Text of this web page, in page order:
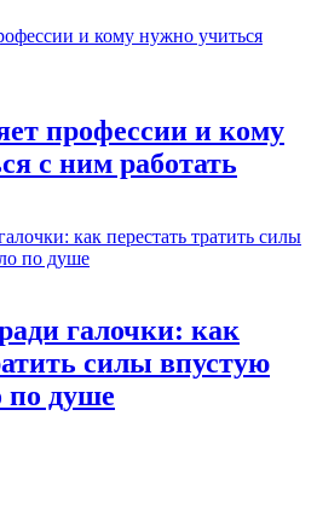
профессии и кому
с ним работать
галочки: как
силы впустую
по душе